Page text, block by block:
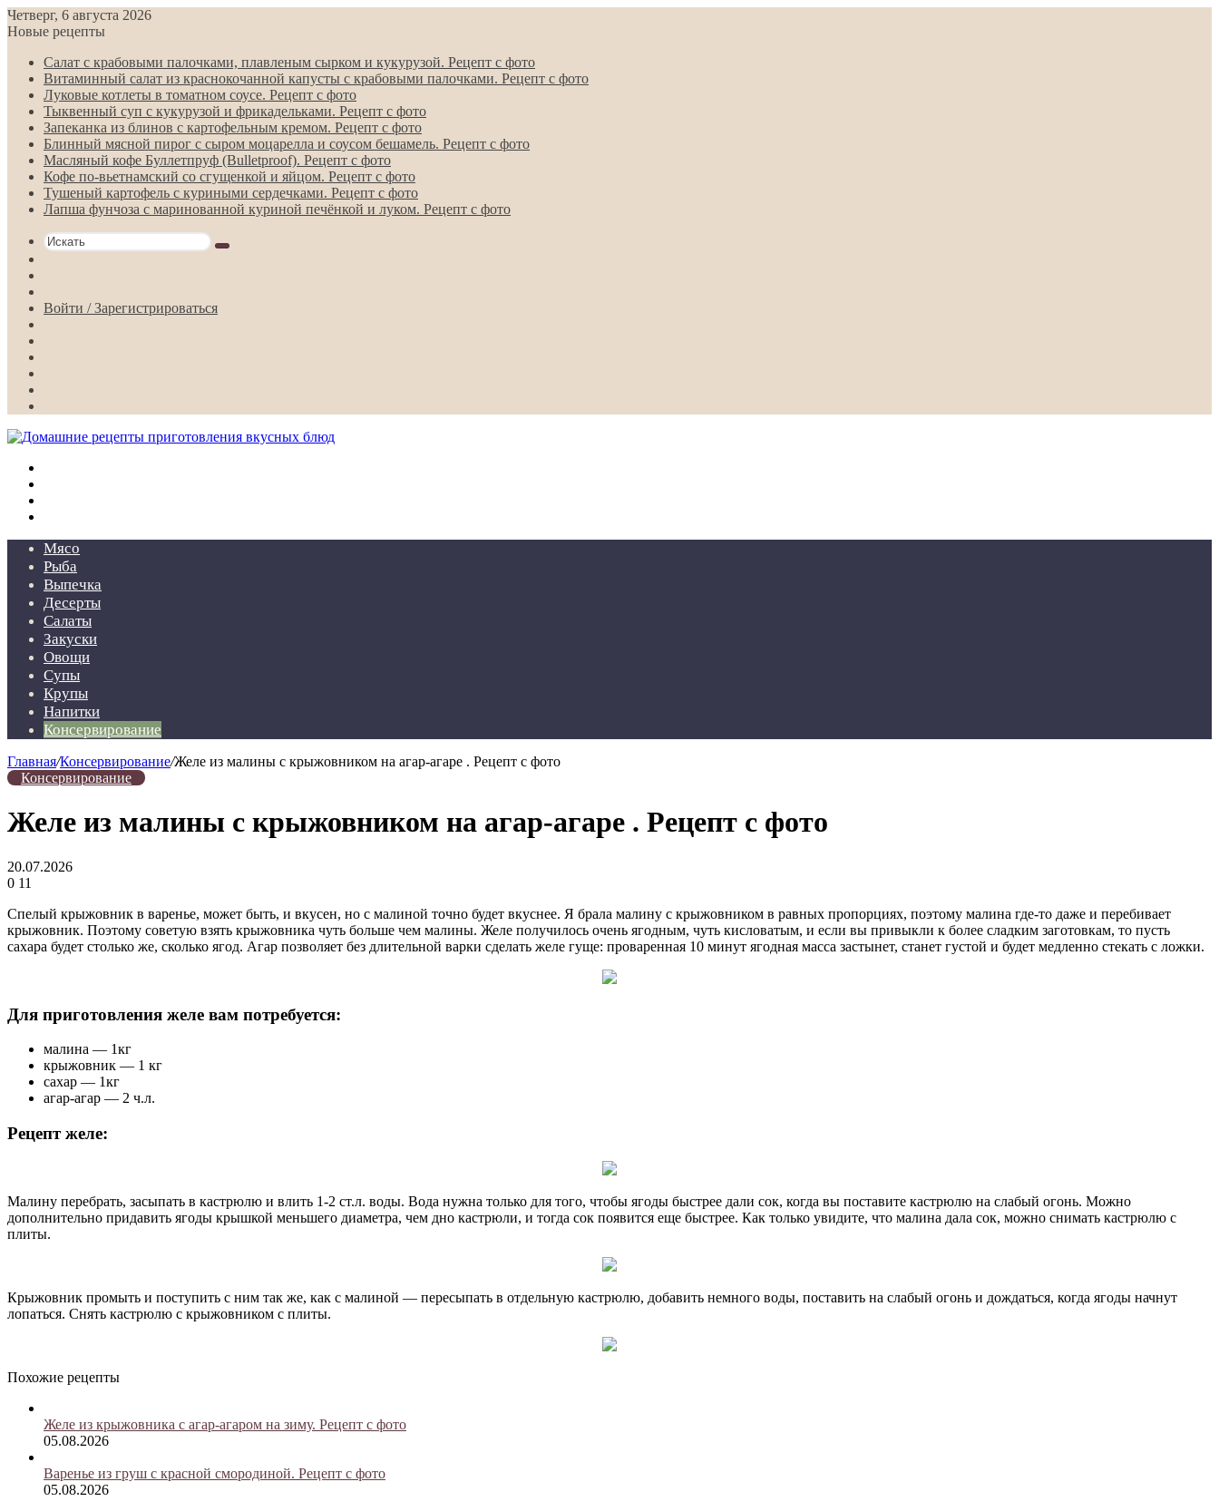
Четверг, 6 августа 2026
Новые рецепты
Салат с крабовыми палочками, плавленым сырком и кукурузой. Рецепт с фото
Витаминный салат из краснокочанной капусты с крабовыми палочками. Рецепт с фото
Луковые котлеты в томатном соусе. Рецепт с фото
Тыквенный суп с кукурузой и фрикадельками. Рецепт с фото
Запеканка из блинов с картофельным кремом. Рецепт с фото
Блинный мясной пирог с сыром моцарелла и соусом бешамель. Рецепт с фото
Масляный кофе Буллетпруф (Bulletproof). Рецепт с фото
Кофе по-вьетнамский со сгущенкой и яйцом. Рецепт с фото
Тушеный картофель с куриными сердечками. Рецепт с фото
Лапша фунчоза с маринованной куриной печёнкой и луком. Рецепт с фото
Искать
статья
Войти / Зарегистрироваться
Мясо
Рыба
Выпечка
Десерты
Салаты
Закуски
Овощи
Супы
Крупы
Напитки
Консервирование
Главная/Консервирование/Желе из малины с крыжовником на агар-агаре . Рецепт с фото
Консервирование
Желе из малины с крыжовником на агар-агаре . Рецепт с фото
20.07.2026
0 11
Спелый крыжовник в варенье, может быть, и вкусен, но с малиной точно будет вкуснее. Я брала малину с крыжовником в равных пропорциях, поэтому малина где-то даже и перебивает
крыжовник. Поэтому советую взять крыжовника чуть больше чем малины. Желе получилось очень ягодным, чуть кисловатым, и если вы привыкли к более сладким заготовкам, то пусть
сахара будет столько же, сколько ягод. Агар позволяет без длительной варки сделать желе гуще: проваренная 10 минут ягодная масса застынет, станет густой и будет медленно стекать с ложки.
Для приготовления желе вам потребуется:
малина — 1кг
крыжовник — 1 кг
сахар — 1кг
агар-агар — 2 ч.л.
Рецепт желе:
Малину перебрать, засыпать в кастрюлю и влить 1-2 ст.л. воды. Вода нужна только для того, чтобы ягоды быстрее дали сок, когда вы поставите кастрюлю на слабый огонь. Можно
дополнительно придавить ягоды крышкой меньшего диаметра, чем дно кастрюли, и тогда сок появится еще быстрее. Как только увидите, что малина дала сок, можно снимать кастрюлю с
плиты.
Крыжовник промыть и поступить с ним так же, как с малиной — пересыпать в отдельную кастрюлю, добавить немного воды, поставить на слабый огонь и дождаться, когда ягоды начнут
лопаться. Снять кастрюлю с крыжовником с плиты.
Похожие рецепты
Желе из крыжовника с агар-агаром на зиму. Рецепт с фото
05.08.2026
Варенье из груш с красной смородиной. Рецепт с фото
05.08.2026